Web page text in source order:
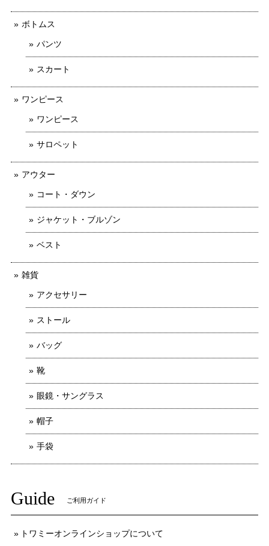
ボトムス
パンツ
スカート
ワンピース
ワンピース
サロペット
アウター
コート・ダウン
ジャケット・ブルゾン
ベスト
雑貨
アクセサリー
ストール
バッグ
靴
眼鏡・サングラス
帽子
手袋
Guide ご利用ガイド
トワミーオンラインショップについて